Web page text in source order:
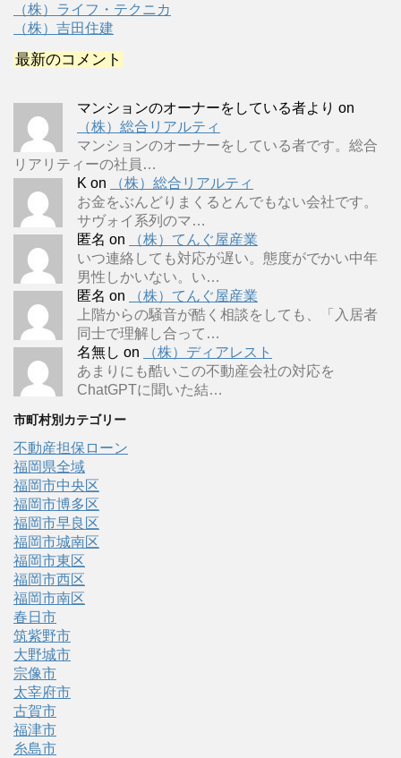
（株）ライフ・テクニカ
（株）吉田住建
最新のコメント
マンションのオーナーをしている者より on
（株）総合リアルティ
マンションのオーナーをしている者です。総合
リアリティーの社員…
K on
（株）総合リアルティ
お金をぶんどりまくるとんでもない会社です。
サヴォイ系列のマ…
匿名 on
（株）てんぐ屋産業
いつ連絡しても対応が遅い。態度がでかい中年
男性しかいない。い…
匿名 on
（株）てんぐ屋産業
上階からの騒音が酷く相談をしても、「入居者
同士で理解し合って…
名無し on
（株）ディアレスト
あまりにも酷いこの不動産会社の対応を
ChatGPTに聞いた結…
市町村別カテゴリー
不動産担保ローン
福岡県全域
福岡市中央区
福岡市博多区
福岡市早良区
福岡市城南区
福岡市東区
福岡市西区
福岡市南区
春日市
筑紫野市
大野城市
宗像市
太宰府市
古賀市
福津市
糸島市